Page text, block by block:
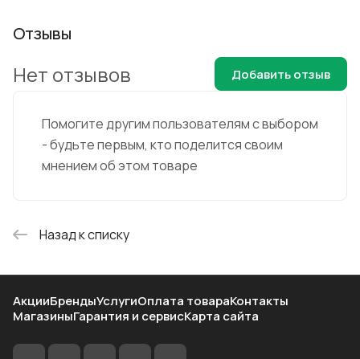
Отзывы
Помогите другим пользователям с выбором
- будьте первым, кто поделится своим
мнением об этом товаре
Нет отзывов Добавить отзыв
Назад к списку
АкцииБрендыУслугиОплата товараКонтакты
МагазиныГарантия и сервисКарта сайта